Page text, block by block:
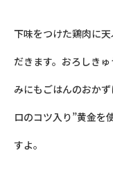
下味をつけた鶏肉に
だきます。おろしき
みにもごはんのおか
ロのコツ入り”黄金を
すよ。